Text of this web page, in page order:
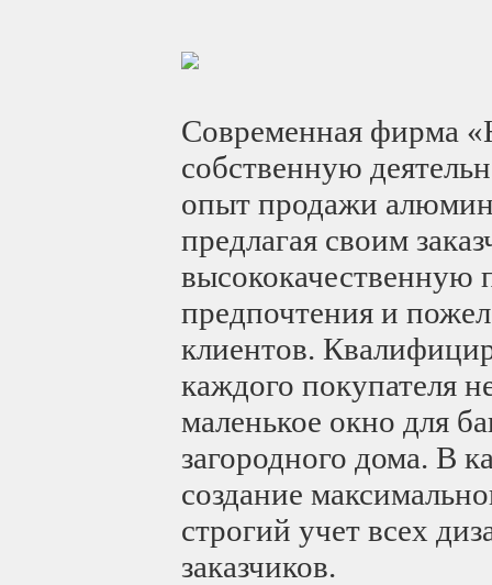
Современная фирма
собственную
опыт продажи
предлагая своим
высококачественную
предпочтения и
клиентов.
каждого покупателя
маленькое окно для
загородного дома. В
создание
строгий учет всех
заказчиков.